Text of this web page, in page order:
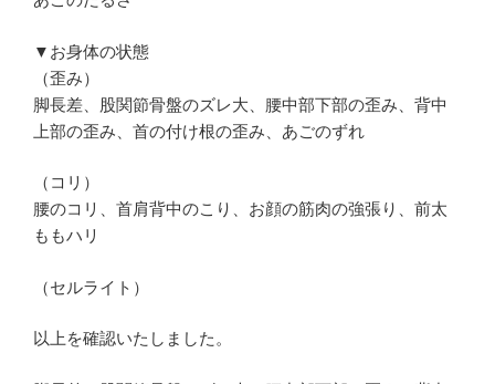
▼お身体の状態
（歪み）
脚長差、股関節骨盤のズレ大、腰中部下部の歪み、背中
上部の歪み、首の付け根の歪み、あごのずれ
（コリ）
腰のコリ、首肩背中のこり、お顔の筋肉の強張り、前太
ももハリ
（セルライト）
以上を確認いたしました。